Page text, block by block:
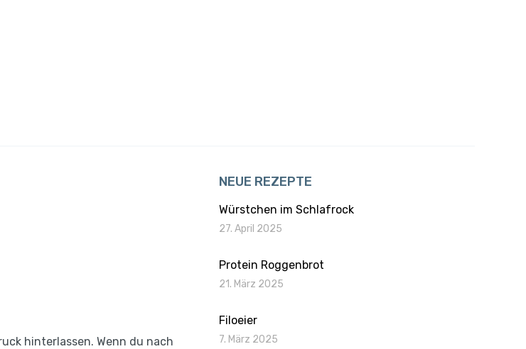
hinterlassen. Wenn du nach
NEUE REZEPTE
Würstchen im Schlafrock
27. April 2025
Protein Roggenbrot
21. März 2025
Filoeier
7. März 2025